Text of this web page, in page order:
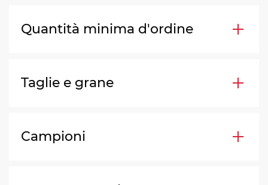
Quantità minima d'ordine
Taglie e grane
Campioni